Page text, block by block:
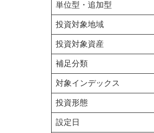
単位型・追加型
投資対象地域
投資対象資産
補足分類
対象インデックス
投資形態
設定日